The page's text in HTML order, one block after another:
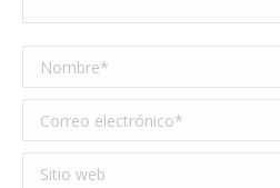
Nombre *
Correo electrónico *
Sitio web